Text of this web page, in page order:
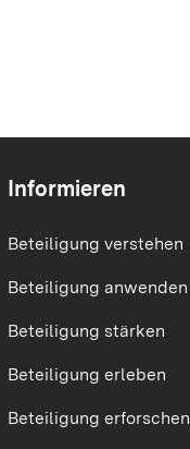
Informieren
Beteiligung verstehen
Beteiligung anwenden
Beteiligung stärken
Beteiligung erleben
Beteiligung erforschen